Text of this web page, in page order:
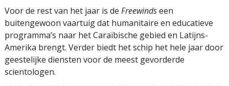
Voor de rest van het jaar is de Freewindseen
buitengewoon vaartuig dat humanitaire en educatieve
programma’s naar het Caraïbische gebied en Latijns-
Amerika brengt. Verder biedt het schip het hele jaar door
geestelijke diensten voor de meest gevorderde
scientologen.